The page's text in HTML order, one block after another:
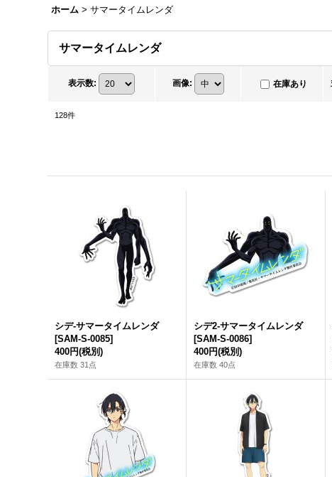
ホーム > サマータイムレンダ
サマータイムレンダ
表示数: 画像: 在庫あり
128件
シデ-サマータイムレンダ
[SAM-S-0085]
400円(税別)
在庫数 31点
シデ2-サマータイムレンダ
[SAM-S-0086]
400円(税別)
在庫数 40点